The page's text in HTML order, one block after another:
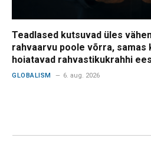
Teadlased kutsuvad üles
rahvaarvu poole võrra, samas
hoiatavad rahvastikukrahhi
GLOBALISM 6. aug. 2026